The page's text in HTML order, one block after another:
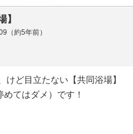
】
（約5年前）
けど目立たない【共同浴場】
てはダメ）です！